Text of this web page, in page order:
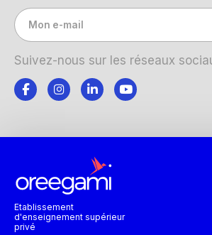
Suivez-nous sur les réseaux
Etablissement
d'enseignement supérieur
privé